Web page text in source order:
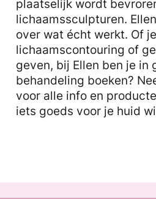
plaatselijk wordt
lichaamssculpturen.
over wat écht werkt. Of
lichaamscontouring of
geven, bij Ellen ben je in
behandeling boeken?
voor alle info en
iets goeds voor je huid